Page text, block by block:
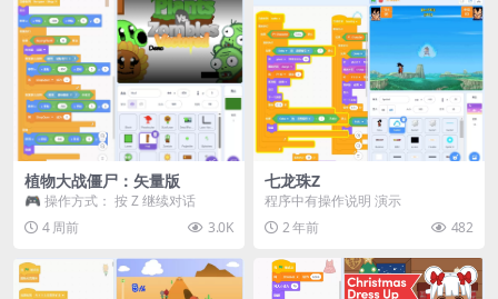
植物大战僵尸：矢量版
🎮 操作方式： 按 Z 继续对话
4 周前
3.0K
七龙珠Z
程序中有操作说明 演示
2 年前
482